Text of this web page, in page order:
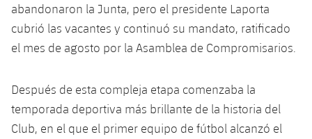
abandonaron la Junta, pero el presidente Laporta
cubrió las vacantes y continuó su mandato, ratificado
el mes de agosto por la Asamblea de Compromisarios.
Después de esta compleja etapa comenzaba la
temporada deportiva más brillante de la historia del
Club, en el que el primer equipo de fútbol alcanzó el